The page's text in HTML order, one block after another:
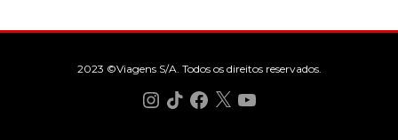
2023 ©Viagens S/A. Todos os direitos reservados.
Instagram
TikTokFacebook
X YouTube